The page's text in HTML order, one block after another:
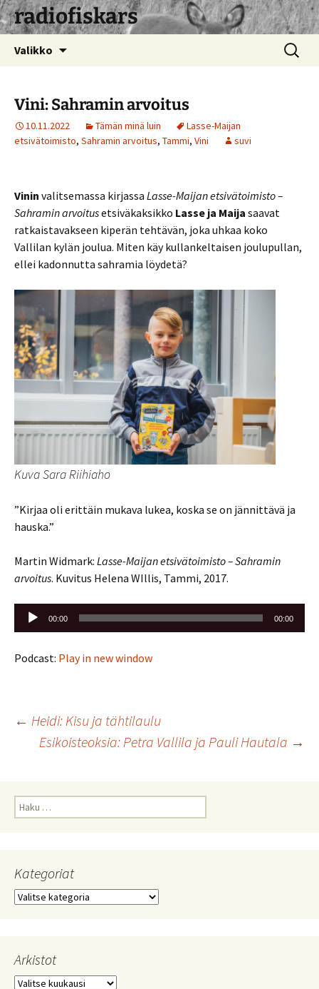
radiofiskars
Valikko Haku:
Vini: Sahramin arvoitus
10.11.2022 Tämän minä luin
Lasse-Maijan
etsivätoimisto, Sahramin arvoitus, Tammi, Vini suvi
Vinin valitsemassa kirjassa Lasse-Maijan etsivätoimisto –
Sahramin arvoitusetsiväkaksikko Lasse ja Maija saavat
ratkaistavakseen kiperän tehtävän, joka uhkaa koko
Vallilan kylän joulua. Miten käy kullankeltaisen joulupullan,
ellei kadonnutta sahramia löydetä?
Kuva Sara Riihiaho
”Kirjaa oli erittäin mukava lukea, koska se on jännittävä ja
hauska.”
Martin Widmark: Lasse-Maijan etsivätoimisto – Sahramin
arvoitus. Kuvitus Helena WIllis, Tammi, 2017.
Äänitoistin
00:00 00:00
Podcast: Play in new window
Artikkelien
selaus
← Heidi: Kisu ja tähtilaulu
Esikoisteoksia: Petra Vallila ja Pauli Hautala →
Haku:
Kategoriat
Kategoriat
Arkistot
Arkistot